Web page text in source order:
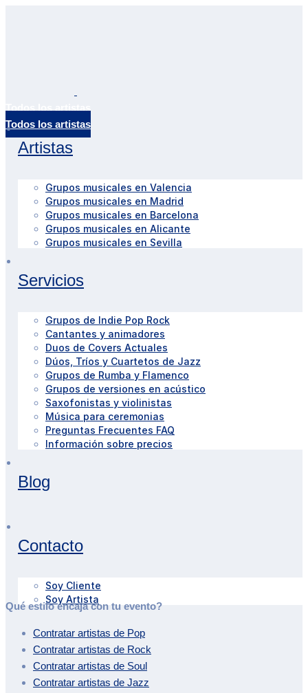
Artistas
Grupos musicales en Valencia
Grupos musicales en Madrid
Grupos musicales en Barcelona
Grupos musicales en Alicante
Grupos musicales en Sevilla
Servicios
Grupos de Indie Pop Rock
Cantantes y animadores
Duos de Covers Actuales
Dúos, Tríos y Cuartetos de Jazz
Grupos de Rumba y Flamenco
Grupos de versiones en acústico
Saxofonistas y violinistas
Música para ceremonias
Preguntas Frecuentes FAQ
Información sobre precios
Blog
Contacto
Soy Cliente
Soy Artista
Qué estilo encaja con tu evento?
Contratar artistas de Pop
Contratar artistas de Rock
Contratar artistas de Soul
Contratar artistas de Jazz